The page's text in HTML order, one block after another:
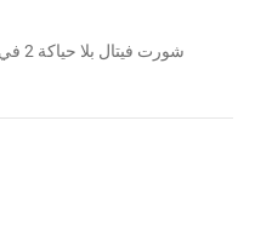
شورت فيتال بلا حياكة 2 في 1